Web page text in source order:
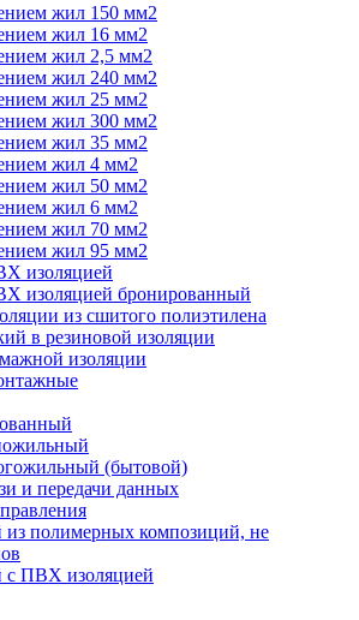
жил 150 мм2
жил 16 мм2
жил 2,5 мм2
жил 240 мм2
жил 25 мм2
жил 300 мм2
жил 35 мм2
жил 4 мм2
жил 50 мм2
жил 6 мм2
жил 70 мм2
жил 95 мм2
изоляцией
изоляцией бронированный
из сшитого полиэтилена
в резиновой изоляции
изоляции
(бытовой)
и передачи данных
из полимерных композиций, не
с ПВХ изоляцией